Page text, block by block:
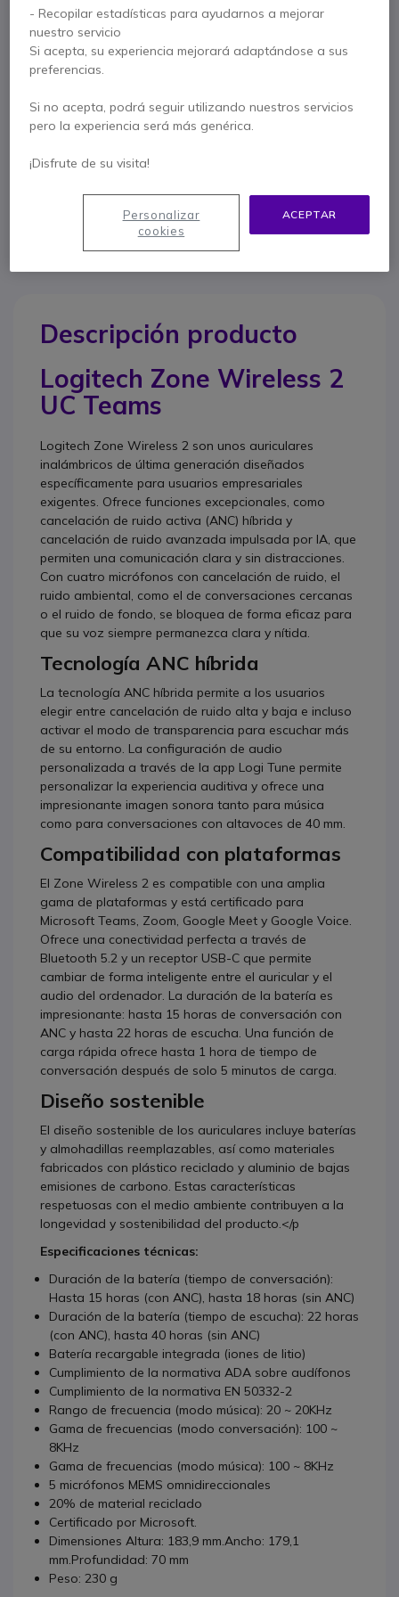
Más versiones:
299,95 €
211,95 € s/Iva
900 80 26 26
Live Chat
Descripción producto
Logitech Zone Wireless 2
UC Teams
Logitech Zone Wireless 2 son unos auriculares
inalámbricos de última generación diseñados
específicamente para usuarios empresariales
exigentes. Ofrece funciones excepcionales, como
cancelación de ruido activa (ANC) híbrida y
cancelación de ruido avanzada impulsada por IA, que
permiten una comunicación clara y sin distracciones.
Con cuatro micrófonos con cancelación de ruido, el
ruido ambiental, como el de conversaciones cercanas
o el ruido de fondo, se bloquea de forma eficaz para
que su voz siempre permanezca clara y nítida.
Tecnología ANC híbrida
La tecnología ANC híbrida permite a los usuarios
elegir entre cancelación de ruido alta y baja e incluso
activar el modo de transparencia para escuchar más
de su entorno. La configuración de audio
personalizada a través de la app Logi Tune permite
personalizar la experiencia auditiva y ofrece una
impresionante imagen sonora tanto para música
como para conversaciones con altavoces de 40 mm.
Compatibilidad con plataformas
El Zone Wireless 2 es compatible con una amplia
gama de plataformas y está certificado para
Microsoft Teams, Zoom, Google Meet y Google Voice.
Ofrece una conectividad perfecta a través de
Bluetooth 5.2 y un receptor USB-C que permite
cambiar de forma inteligente entre el auricular y el
audio del ordenador. La duración de la batería es
impresionante: hasta 15 horas de conversación con
ANC y hasta 22 horas de escucha. Una función de
carga rápida ofrece hasta 1 hora de tiempo de
conversación después de solo 5 minutos de carga.
Diseño sostenible
El diseño sostenible de los auriculares incluye baterías
y almohadillas reemplazables, así como materiales
fabricados con plástico reciclado y aluminio de bajas
emisiones de carbono. Estas características
respetuosas con el medio ambiente contribuyen a la
longevidad y sostenibilidad del producto.</p
Especificaciones técnicas:
Duración de la batería (tiempo de conversación):
Hasta 15 horas (con ANC), hasta 18 horas (sin ANC)
Duración de la batería (tiempo de escucha): 22 horas
(con ANC), hasta 40 horas (sin ANC)
Batería recargable integrada (iones de litio)
Cumplimiento de la normativa ADA sobre audífonos
Cumplimiento de la normativa EN 50332-2
Rango de frecuencia (modo música): 20 ~ 20KHz
Gama de frecuencias (modo conversación): 100 ~
8KHz
Gama de frecuencias (modo música): 100 ~ 8KHz
5 micrófonos MEMS omnidireccionales
20% de material reciclado
Certificado por Microsoft.
Dimensiones Altura: 183,9 mm.Ancho: 179,1
mm.Profundidad: 70 mm
Peso: 230 g
- Recopilar estadísticas para ayudarnos a mejorar
nuestro servicio
Si acepta, su experiencia mejorará adaptándose a sus
preferencias.
Si no acepta, podrá seguir utilizando nuestros servicios
pero la experiencia será más genérica.
¡Disfrute de su visita!
ACEPTAR
Personalizar
cookies